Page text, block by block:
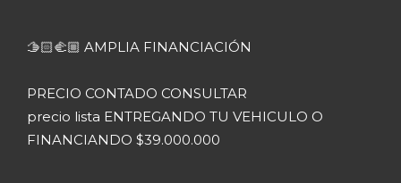
🫱🏻‍🫲🏼 AMPLIA FINANCIACIÓN
PRECIO CONTADO CONSULTAR
precio lista ENTREGANDO TU VEHICULO O
FINANCIANDO $39.000.000